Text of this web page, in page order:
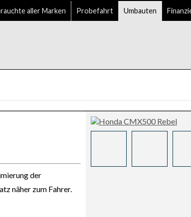
aller Marken Probefahrt Umbauten
der
näher zum Fahrer.